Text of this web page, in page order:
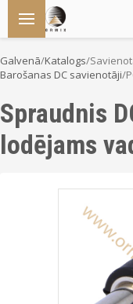
Galvenā/Katalogs/
Barošanas DC savienotāji/
Spraudnis
lodējams